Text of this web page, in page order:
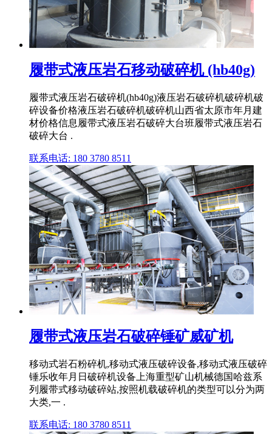
履带式液压岩石移动破碎机 (hb40g)
履带式液压岩石破碎机(hb40g)液压岩石破碎机破碎机破
碎设备价格液压岩石破碎机破碎机山西省太原市年月建
材价格信息履带式液压岩石破碎大台班履带式液压岩石
破碎大台 .
联系电话: 180 3780 8511
履带式液压岩石破碎锤矿威矿机
移动式岩石粉碎机,移动式液压破碎设备,移动式液压破碎
锤乐收年月日破碎机设备上海重型矿山机械德国哈兹系
列履带式移动破碎站,按照机载破碎机的类型可以分为两
大类,一 .
联系电话: 180 3780 8511